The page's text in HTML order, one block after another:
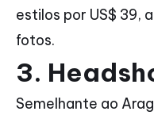
estilos por US$ 39,
fotos.
3.
Semelhante ao